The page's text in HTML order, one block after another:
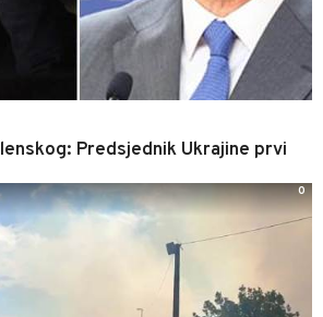
Predsjednik Ukrajine prvi
0